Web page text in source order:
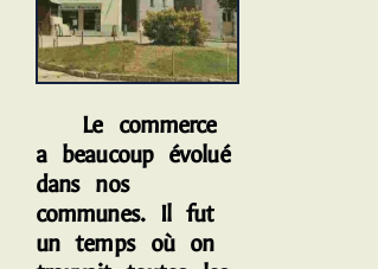
Le commerce
a beaucoup évolué
dans nos
communes. Il fut
un temps où on